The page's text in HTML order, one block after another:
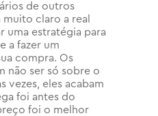
de outros
claro a real
uma estratégia para
a fazer um
compra. Os
não ser só sobre o
vezes, eles acabam
foi antes do
foi o melhor